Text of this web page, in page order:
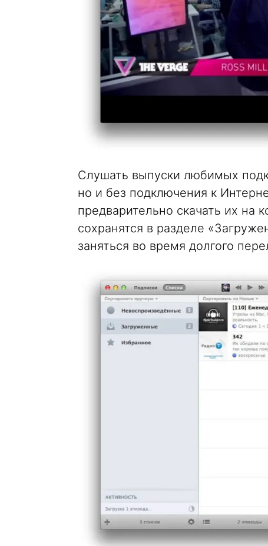
Слушать выпуски любимых
но и без подключения к
предварительно скачать их на
сохранятся в разделе
заняться во время долгого